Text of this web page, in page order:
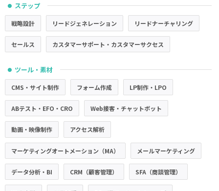
● ステップ
戦略設計 リードジェネレーション リードナーチャリング
セールス カスタマーサポート・カスタマーサクセス
● ツール・素材
CMS・サイト制作 フォーム作成 LP制作・LPO
ABテスト・EFO・CRO Web接客・チャットボット
動画・映像制作 アクセス解析
マーケティングオートメーション（MA） メールマーケティング
データ分析・BI CRM（顧客管理） SFA（商談管理）